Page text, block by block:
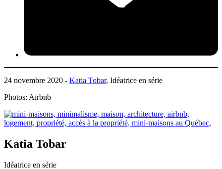
24 novembre 2020 - Katia Tobar, Idéatrice en série
Photos: Airbnb
Katia Tobar
Idéatrice en série